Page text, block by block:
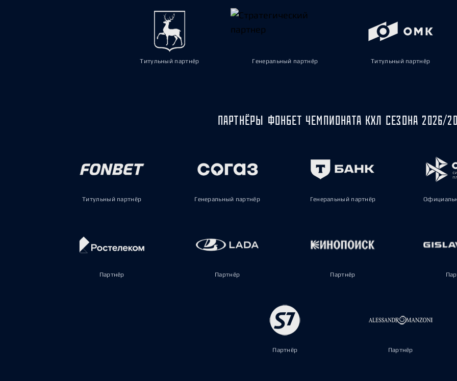
Титульный партнёр Генеральный партнёр Титульный партнёр
ПАРТНЁРЫ ФОНБЕТ ЧЕМПИОНАТА КХЛ СЕЗОНА 2026/
Титульный партнёр Генеральный партнёр Генеральный партнёр
Партнёр Партнёр Партнёр
Партнёр Партнёр